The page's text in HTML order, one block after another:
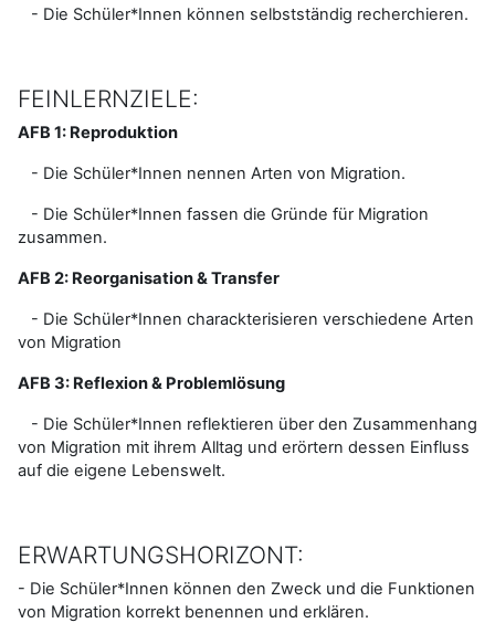
- Die Schüler*Innen können selbstständig recherchieren.
FEINLERNZIELE:
AFB 1: Reproduktion
- Die Schüler*Innen nennen Arten von Migration.
- Die Schüler*Innen fassen die Gründe für Migration
zusammen.
AFB 2: Reorganisation & Transfer
- Die Schüler*Innen charackterisieren verschiedene Arten
von Migration
AFB 3: Reflexion & Problemlösung
- Die Schüler*Innen reflektieren über den Zusammenhang
von Migration mit ihrem Alltag und erörtern dessen Einfluss
auf die eigene Lebenswelt.
ERWARTUNGSHORIZONT:
- Die Schüler*Innen können den Zweck und die Funktionen
von Migration korrekt benennen und erklären.